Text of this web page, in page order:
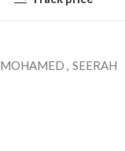
MOHAMED , SEERAH